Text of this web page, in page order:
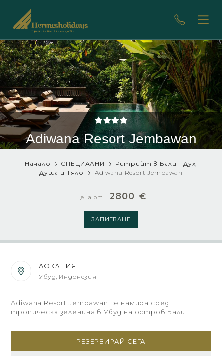
Adiwana Resort Jembawan
Начало СПЕЦИАЛНИ
Ритрийт в Бали - Дух,
Душа и Тяло
Adiwana Resort Jembawan
Цена от 2800 €
ЗАПИТВАНЕ
ЛОКАЦИЯ
Убуд, Индонезия
Adiwana Resort Jembawan се намира сред
тропическа зеленина в Убуд на остров Бали.
РЕЗЕРВИРАЙ СЕГА